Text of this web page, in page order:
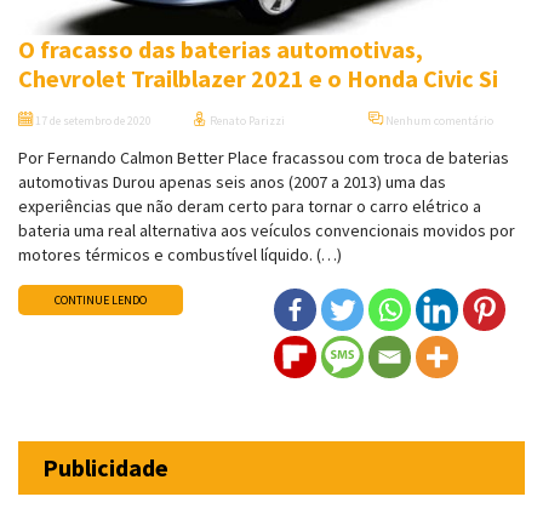
O fracasso das baterias automotivas,
Chevrolet Trailblazer 2021 e o Honda Civic Si
17 de setembro de 2020 Renato Parizzi Nenhum comentário
Por Fernando Calmon Better Place fracassou com troca de baterias
automotivas Durou apenas seis anos (2007 a 2013) uma das
experiências que não deram certo para tornar o carro elétrico a
bateria uma real alternativa aos veículos convencionais movidos por
motores térmicos e combustível líquido. (…)
CONTINUE LENDO
Publicidade